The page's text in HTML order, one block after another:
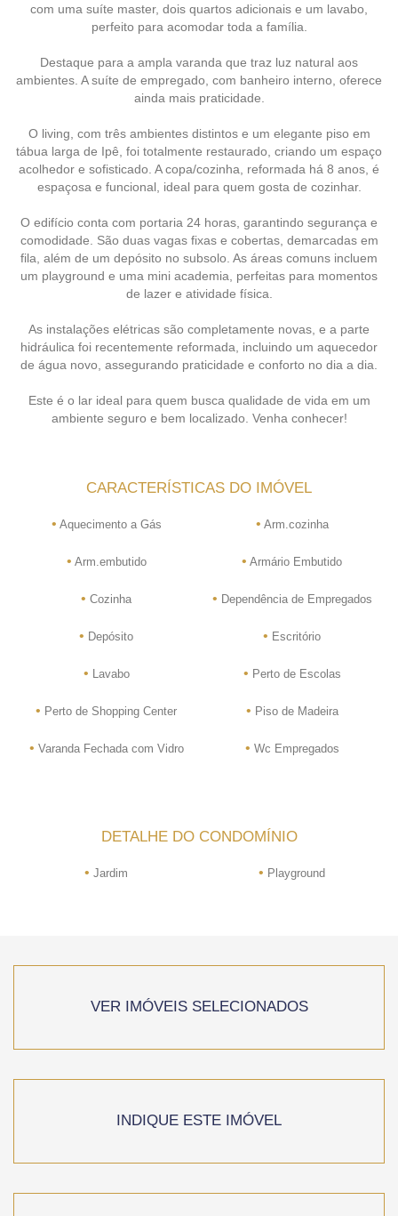
com uma suíte master, dois quartos adicionais e um lavabo,
perfeito para acomodar toda a família.
Destaque para a ampla varanda que traz luz natural aos
ambientes. A suíte de empregado, com banheiro interno, oferece
ainda mais praticidade.
O living, com três ambientes distintos e um elegante piso em
tábua larga de Ipê, foi totalmente restaurado, criando um espaço
acolhedor e sofisticado. A copa/cozinha, reformada há 8 anos, é
espaçosa e funcional, ideal para quem gosta de cozinhar.
O edifício conta com portaria 24 horas, garantindo segurança e
comodidade. São duas vagas fixas e cobertas, demarcadas em
fila, além de um depósito no subsolo. As áreas comuns incluem
um playground e uma mini academia, perfeitas para momentos
de lazer e atividade física.
As instalações elétricas são completamente novas, e a parte
hidráulica foi recentemente reformada, incluindo um aquecedor
de água novo, assegurando praticidade e conforto no dia a dia.
Este é o lar ideal para quem busca qualidade de vida em um
ambiente seguro e bem localizado. Venha conhecer!
CARACTERÍSTICAS DO IMÓVEL
• Aquecimento a Gás • Arm.cozinha
• Arm.embutido • Armário Embutido
• Cozinha • Dependência de Empregados
• Depósito • Escritório
• Lavabo • Perto de Escolas
• Perto de Shopping Center • Piso de Madeira
• Varanda Fechada com Vidro • Wc Empregados
DETALHE DO CONDOMÍNIO
• Jardim • Playground
VER IMÓVEIS SELECIONADOS
INDIQUE ESTE IMÓVEL